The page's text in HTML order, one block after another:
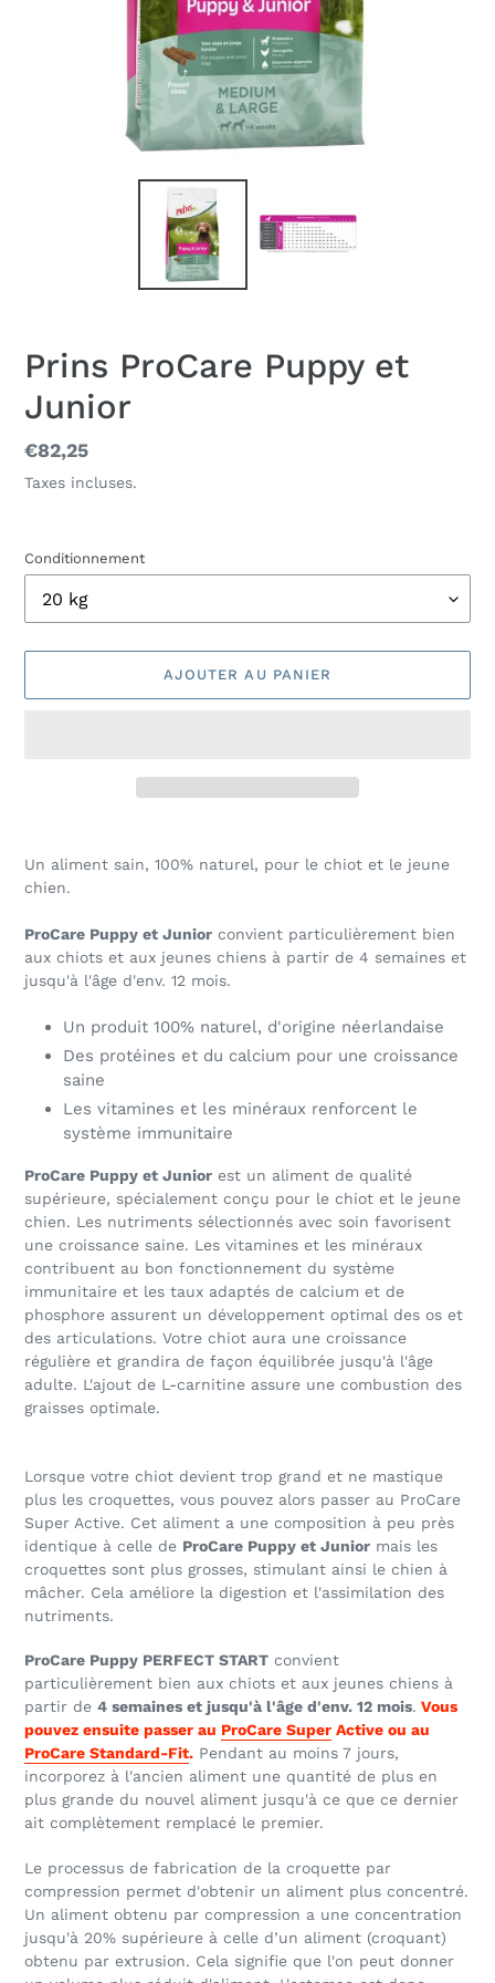
Prins ProCare Puppy et
Junior
Prix
normal
€82,25
Taxes incluses.
Conditionnement
AJOUTER AU PANIER
Un aliment sain, 100% naturel, pour le chiot et le jeune
chien.
ProCare Puppy et Junior convient particulièrement bien
aux chiots et aux jeunes chiens à partir de 4 semaines et
jusqu'à l'âge d'env. 12 mois.
Un produit 100% naturel, d'origine néerlandaise
Des protéines et du calcium pour une croissance
saine
Les vitamines et les minéraux renforcent le
système immunitaire
ProCare Puppy et Junior est un aliment de qualité
supérieure, spécialement conçu pour le chiot et le jeune
chien. Les nutriments sélectionnés avec soin favorisent
une croissance saine. Les vitamines et les minéraux
contribuent au bon fonctionnement du système
immunitaire et les taux adaptés de calcium et de
phosphore assurent un développement optimal des os et
des articulations. Votre chiot aura une croissance
régulière et grandira de façon équilibrée jusqu'à l'âge
adulte. L'ajout de L-carnitine assure une combustion des
graisses optimale.
Lorsque votre chiot devient trop grand et ne mastique
plus les croquettes, vous pouvez alors passer au ProCare
Super Active. Cet aliment a une composition à peu près
identique à celle de ProCare Puppy et Junior mais les
croquettes sont plus grosses, stimulant ainsi le chien à
mâcher. Cela améliore la digestion et l'assimilation des
nutriments.
ProCare Puppy PERFECT START convient
particulièrement bien aux chiots et aux jeunes chiens à
partir de 4 semaines et jusqu'à l'âge d'env. 12 mois. Vous
pouvez ensuite passer au ProCare Super Active ou au
ProCare Standard-Fit. Pendant au moins 7 jours,
incorporez à l'ancien aliment une quantité de plus en
plus grande du nouvel aliment jusqu'à ce que ce dernier
ait complètement remplacé le premier.
Le processus de fabrication de la croquette par
compression permet d'obtenir un aliment plus concentré.
Un aliment obtenu par compression a une concentration
jusqu'à 20% supérieure à celle d’un aliment (croquant)
obtenu par extrusion. Cela signifie que l'on peut donner